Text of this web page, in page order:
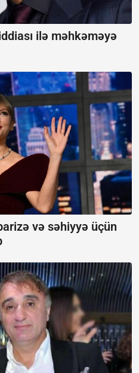
ilə məhkəməyə
və səhiyyə üçün